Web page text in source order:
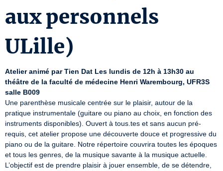
aux personnels
ULille)
Atelier animé par Tien Dat Les lundis de 12h à 13h30 au
théâtre de la faculté de médecine Henri Warembourg, UFR3S
salle B009
Une parenthèse musicale centrée sur le plaisir, autour de la
pratique instrumentale (guitare ou piano au choix, en fonction des
instruments disponibles). Ouvert à tous.tes et sans aucun pré-
requis, cet atelier propose une découverte douce et progressive du
piano ou de la guitare. Notre répertoire couvrira toutes les époques
et tous les genres, de la musique savante à la musique actuelle.
L’objectif est de prendre plaisir à jouer ensemble, de se détendre,